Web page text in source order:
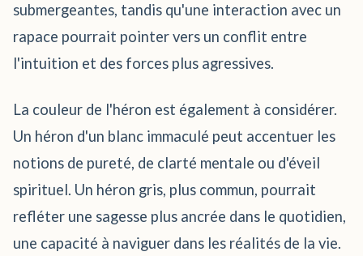
submergeantes, tandis qu'une interaction avec un
rapace pourrait pointer vers un conflit entre
l'intuition et des forces plus agressives.
La couleur de l'héron est également à considérer.
Un héron d'un blanc immaculé peut accentuer les
notions de pureté, de clarté mentale ou d'éveil
spirituel. Un héron gris, plus commun, pourrait
refléter une sagesse plus ancrée dans le quotidien,
une capacité à naviguer dans les réalités de la vie.